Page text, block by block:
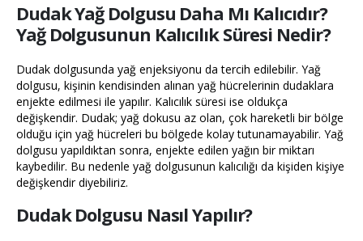
Dudak Yağ Dolgusu Daha Mı Kalıcıdır?
Yağ Dolgusunun Kalıcılık Süresi Nedir?
Dudak dolgusunda yağ enjeksiyonu da tercih edilebilir. Yağ
dolgusu, kişinin kendisinden alınan yağ hücrelerinin dudaklara
enjekte edilmesi ile yapılır. Kalıcılık süresi ise oldukça
değişkendir. Dudak; yağ dokusu az olan, çok hareketli bir bölge
olduğu için yağ hücreleri bu bölgede kolay tutunamayabilir. Yağ
dolgusu yapıldıktan sonra, enjekte edilen yağın bir miktarı
kaybedilir. Bu nedenle yağ dolgusunun kalıcılığı da kişiden kişiye
değişkendir diyebiliriz.
Dudak Dolgusu Nasıl Yapılır?